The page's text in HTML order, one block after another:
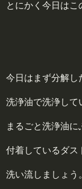
とにかく今日はこ
今日はまず分解し
洗浄油で洗浄して
まるごと洗浄油
付着しているダス
洗い流しましょう。